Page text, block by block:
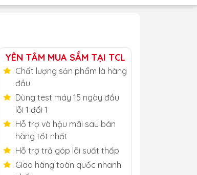
YÊN TÂM MUA SẮM TẠI TCL
Chất lượng sản phẩm là hàng
đầu
Dùng test máy 15 ngày đầu
lỗi 1 đổi 1
Hỗ trợ và hậu mãi sau bán
hàng tốt nhất
Hỗ trợ trả góp lãi suất thấp
Giao hàng toàn quốc nhanh